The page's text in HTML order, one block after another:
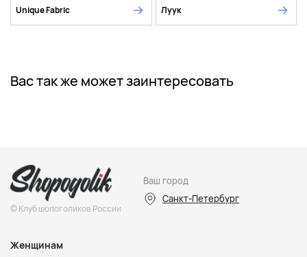
Unique Fabric Луук
Вас так же может заинтересовать
© Клуб шопоголиков России
Ваш город
Санкт-Петербург
Женщинам